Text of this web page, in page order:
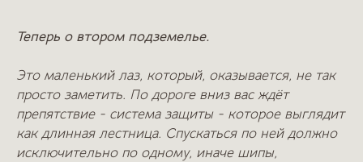
Теперь о втором подземелье.
Это маленький лаз, который, оказывается, не так
просто заметить. По дороге вниз вас ждёт
препятствие - система защиты - которое выглядит
как длинная лестница. Спускаться по ней должно
исключительно по одному, иначе шипы,